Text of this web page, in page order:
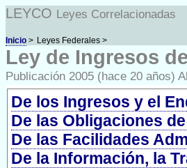
LEYCO Leyes Correlacionadas
Inicio > Leyes Federales >
Ley de Ingresos
Publicación 2005 (hace 20 años)
De los Ingresos y el
De las Obligaciones
De las Facilidades
De la Información, la